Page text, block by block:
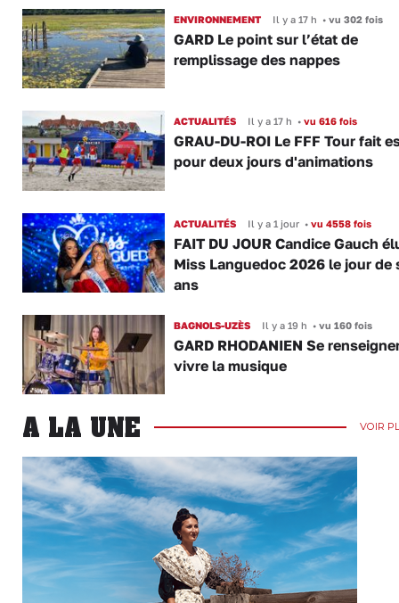
ENVIRONNEMENT Il y a 17 h •vu 302 fois
GARD Le point sur l’état de
remplissage des nappes
ACTUALITÉS Il y a 17 h •vu 616 fois
GRAU-DU-ROI Le FFF Tour fait
pour deux jours d'animations
ACTUALITÉS Il y a 1 jour •vu 4558 fois
FAIT DU JOUR Candice Gauch
Miss Languedoc 2026 le jour de
ans
BAGNOLS-UZÈS Il y a 19 h •vu 160 fois
GARD RHODANIEN Se
vivre la musique
A LA UNE VOIR